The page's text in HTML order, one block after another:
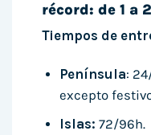
récord: de 1 a
Tiempos de
Península:
excepto
Islas: 72/96h.